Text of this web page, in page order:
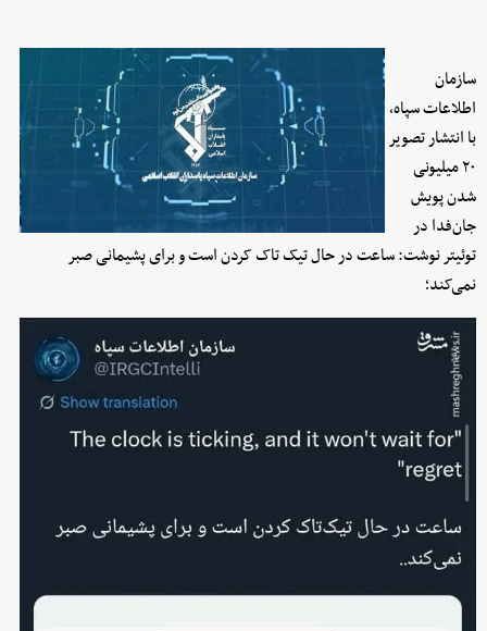
سازمان
اطلاعات سپاه،
با انتشار تصویر
۲۰ میلیونی
شدن پویش
جان‌فدا در
توئیتر نوشت: ساعت در حال تیک تاک کردن است و برای پشیمانی صبر
نمی‌کند؛